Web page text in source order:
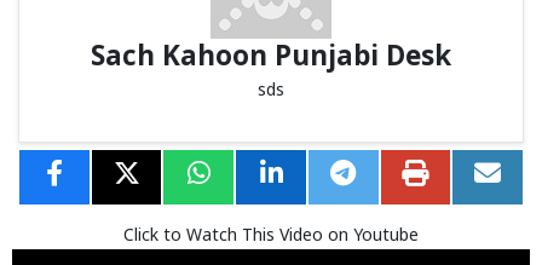
Sach Kahoon Punjabi Desk
sds
Click to Watch This Video on Youtube